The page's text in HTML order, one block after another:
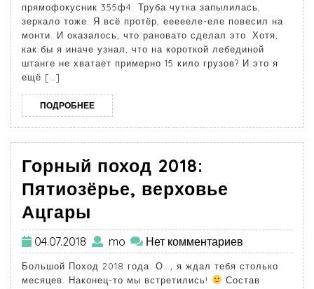
прямофокусник 355ф4. Труба чутка запылилась,
зеркало тоже. Я всё протёр, еееееле-еле повесил на
монти. И оказалось, что рановато сделал это. Хотя,
как бы я иначе узнал, что на короткой лебединой
штанге не хватает примерно 15 кило грузов? И это я
ещё […]
ПОДРОБНЕЕ
Горный поход 2018:
Пятиозёрье, верховье
Ацгары
04.07.2018 mo Нет комментариев
Большой Поход 2018 года. О…, я ждал тебя столько
месяцев. Наконец-то мы встретились!
Состав